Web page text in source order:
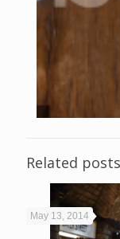
Related posts
May 13, 2014